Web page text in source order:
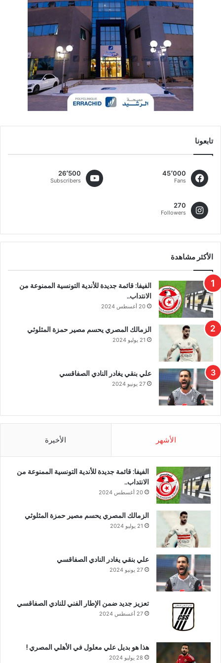
تابعونا
45٬000
Fans
26٬500
Subscribers
270
Followers
الأكثر مشاهدة
الفيفا: قائمة جديدة للأندية التونسية الممنوعة من
الانتداب..
20 أغسطس 2024
الزمالك المصري يحسم مصير حمزة المثلوثي
21 يوليو 2024
علي بنقي يغادر النادي الصفاقسي
27 يونيو 2024
الأشهر الأخيرة
الفيفا: قائمة جديدة للأندية التونسية الممنوعة من
الانتداب..
20 أغسطس 2024
الزمالك المصري يحسم مصير حمزة المثلوثي
21 يوليو 2024
علي بنقي يغادر النادي الصفاقسي
27 يونيو 2024
تعزيز جديد ضمن الإطار الفني للنادي الصفاقسي
27 أغسطس 2024
هذا هو بديل علي معلول في الأهلي المصري !
28 يوليو 2024